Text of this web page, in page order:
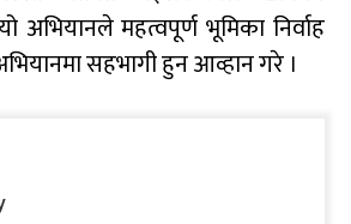
अभियानले महत्वपूर्ण भूमिका निर्वाह
सहभागी हुन आव्हान गरे ।